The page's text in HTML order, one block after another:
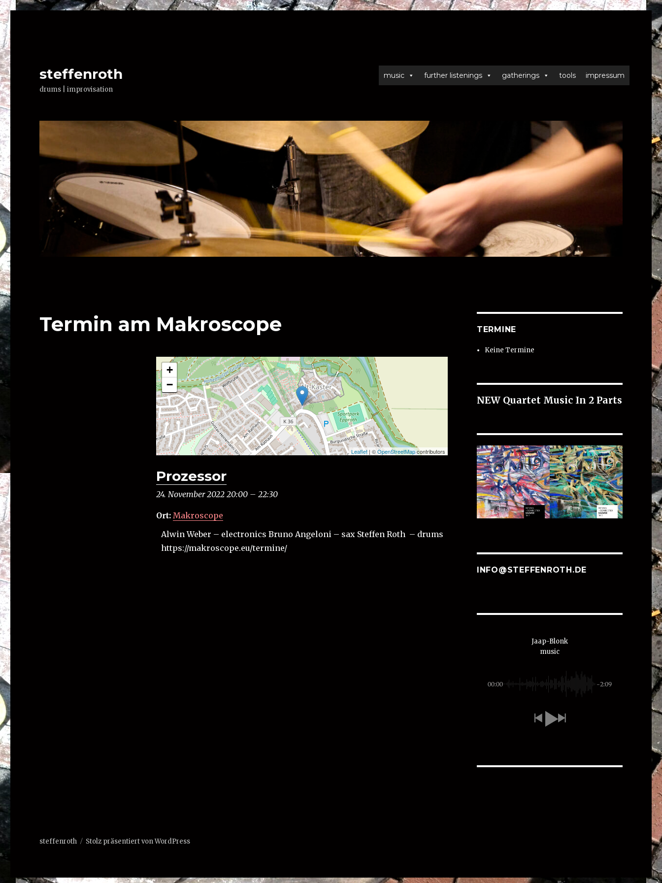
steffenroth
drums | improvisation
music further listenings gatherings tools impressum
Termin am Makroscope
+
−
Leaflet| ©OpenStreetMapcontributors
Prozessor
24. November 2022 20:00– 22:30
Ort: Makroscope
Alwin Weber – electronics Bruno Angeloni – sax Steffen Roth – drums
https://makroscope.eu/termine/
TERMINE
Keine Termine
NEW Quartet Music In 2 Parts
INFO@STEFFENROTH.DE
Jaap-Blonk
music
00:00 -2:09
steffenroth Stolz präsentiert von WordPress